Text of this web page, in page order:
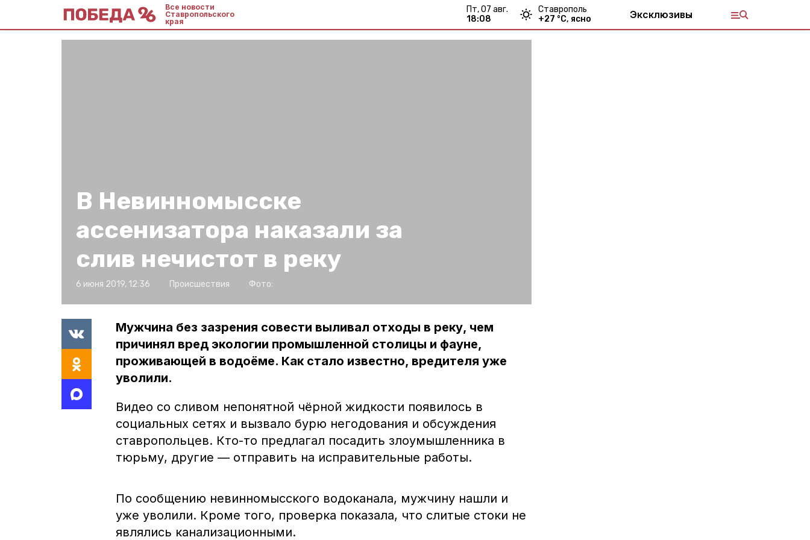
Все новости
Ставропольского
края
пт, 07 авг.
18:08
Ставрополь
+27 °С, ясно Эксклюзивы
В Невинномысске
ассенизатора наказали за
слив нечистот в реку
6 июня 2019, 12:36 Происшествия Фото:
Мужчина без зазрения совести выливал отходы в реку, чем
причинял вред экологии промышленной столицы и фауне,
проживающей в водоёме. Как стало известно, вредителя уже
уволили.
Видео со сливом непонятной чёрной жидкости появилось в
социальных сетях и вызвало бурю негодования и обсуждения
ставропольцев. Кто-то предлагал посадить злоумышленника в
тюрьму, другие — отправить на исправительные работы.
По сообщению невинномысского водоканала, мужчину нашли и
уже уволили. Кроме того, проверка показала, что слитые стоки не
являлись канализационными.